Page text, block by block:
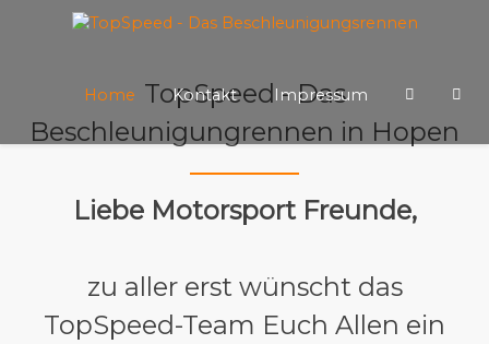
Home Kontakt Impressum
TopSpeed - Das
Beschleunigungrennen in Hopen
Liebe Motorsport Freunde,
zu aller erst wünscht das
TopSpeed-Team Euch Allen ein